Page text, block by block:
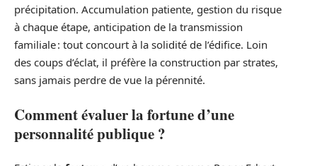
précipitation. Accumulation patiente, gestion du risque
à chaque étape, anticipation de la transmission
familiale : tout concourt à la solidité de l’édifice. Loin
des coups d’éclat, il préfère la construction par strates,
sans jamais perdre de vue la pérennité.
Comment évaluer la fortune d’une
personnalité publique ?